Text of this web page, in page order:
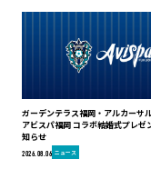
ガーデンテラス福岡・アルカーサ
アビスパ福岡 コラボ結婚式プレゼ
知らせ
2026.08.06 ニュース